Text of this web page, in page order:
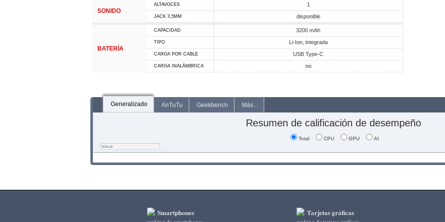
SONIDO
ALTAVOCES 1
JACK 3,5MM disponible
BATERÍA
CAPACIDAD 3200 mAh
TIPO Li-Ion, integrada
CARGA POR CABLE USB Type-C
CARGA INALÁMBRICA no
Generalizado AnTuTu Geekbench Más...
Resumen de calificación de desempeño
Total CPU GPU AI
Smartphones Tarjetas gráficas